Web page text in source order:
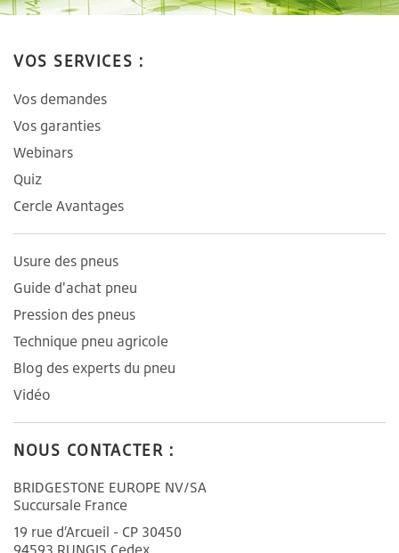
VOS SERVICES :
Vos demandes
Vos garanties
Webinars
Quiz
Cercle Avantages
Usure des pneus
Guide d'achat pneu
Pression des pneus
Technique pneu agricole
Blog des experts du pneu
Vidéo
NOUS CONTACTER :
BRIDGESTONE EUROPE NV/SA
Succursale France
19 rue d’Arcueil - CP 30450
94593 RUNGIS Cedex